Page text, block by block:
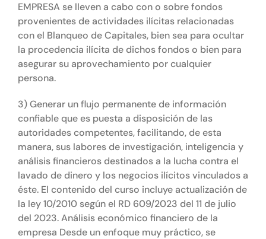
EMPRESA se lleven a cabo con o sobre fondos
provenientes de actividades ilícitas relacionadas
con el Blanqueo de Capitales, bien sea para ocultar
la procedencia ilícita de dichos fondos o bien para
asegurar su aprovechamiento por cualquier
persona.
3) Generar un flujo permanente de información
confiable que es puesta a disposición de las
autoridades competentes, facilitando, de esta
manera, sus labores de investigación, inteligencia y
análisis financieros destinados a la lucha contra el
lavado de dinero y los negocios ilícitos vinculados a
éste. El contenido del curso incluye actualización de
la ley 10/2010 según el RD 609/2023 del 11 de julio
del 2023. Análisis económico financiero de la
empresa Desde un enfoque muy práctico, se